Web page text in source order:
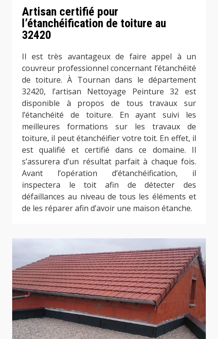
Artisan certifié pour
l’étanchéification de toiture au
32420
Il est très avantageux de faire appel à un
couvreur professionnel concernant l’étanchéité
de toiture. À Tournan dans le département
32420, l’artisan Nettoyage Peinture 32 est
disponible à propos de tous travaux sur
l’étanchéité de toiture. En ayant suivi les
meilleures formations sur les travaux de
toiture, il peut étanchéifier votre toit. En effet, il
est qualifié et certifié dans ce domaine. Il
s’assurera d’un résultat parfait à chaque fois.
Avant l’opération d’étanchéification, il
inspectera le toit afin de détecter des
défaillances au niveau de tous les éléments et
de les réparer afin d’avoir une maison étanche.